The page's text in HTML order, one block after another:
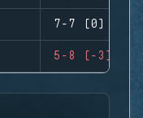
7-7 (0)
5-8 (-3)